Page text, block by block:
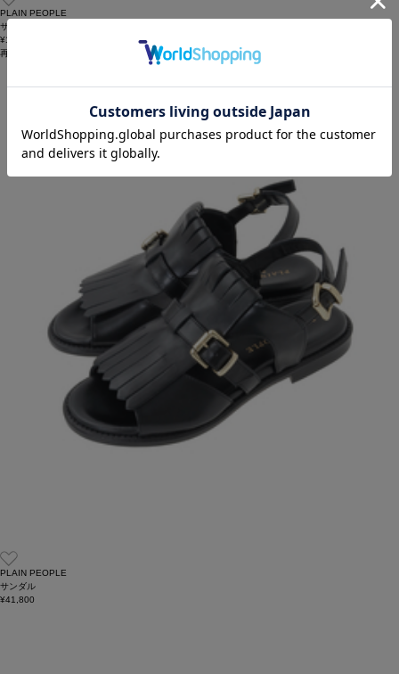
PLAIN PEOPLE
サンダル
¥15,400
再入荷
PLAIN PEOPLE
サンダル
¥41,800